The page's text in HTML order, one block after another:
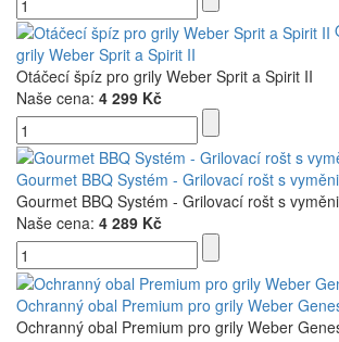
grily Weber Sprit a Spirit II
Otáčecí špíz pro grily Weber Sprit a Spirit II
Naše cena: 4 299 Kč
Gourmet BBQ Systém - Grilovací rošt s
Gourmet BBQ Systém - Grilovací rošt s
Naše cena: 4 289 Kč
Ochranný obal Premium pro grily Weber
Ochranný obal Premium pro grily Weber